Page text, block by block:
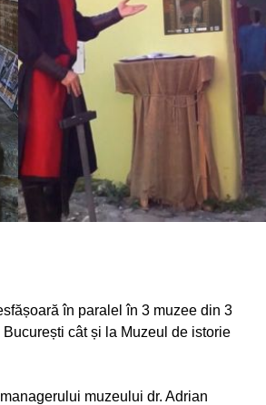
în paralel în 3 muzee din 3
cât și la Muzeul de istorie
muzeului dr. Adrian